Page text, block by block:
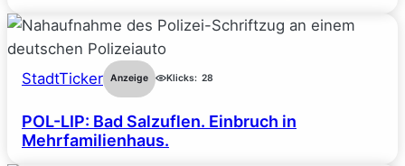
StadtTicker Anzeige Klicks: 28
POL-LIP: Bad Salzuflen. Einbruch in
Mehrfamilienhaus.